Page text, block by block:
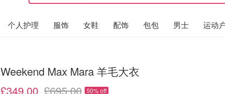
个人护理 服饰 女鞋 配饰 包包 男士 运动
Weekend Max Mara 羊毛大衣
£349.00 £695.00 50% off